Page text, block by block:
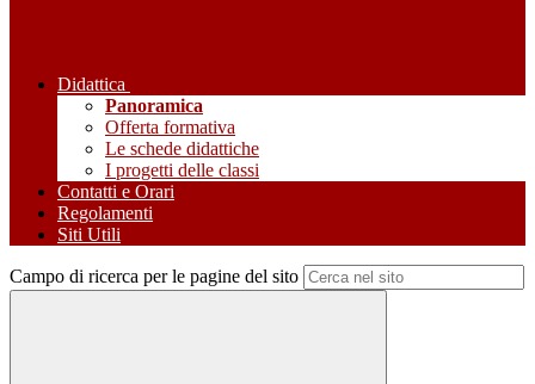
Didattica
Panoramica
Offerta formativa
Le schede didattiche
I progetti delle classi
Contatti e Orari
Regolamenti
Siti Utili
Campo di ricerca per le pagine del sito